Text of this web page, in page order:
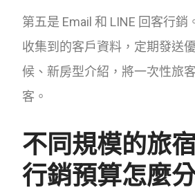
第五是 Email 和 LINE 回客行銷
收集到的客戶資料，定期發送
候、新房型介紹，將一次性旅
客。
不同規模的旅
行銷預算怎麼